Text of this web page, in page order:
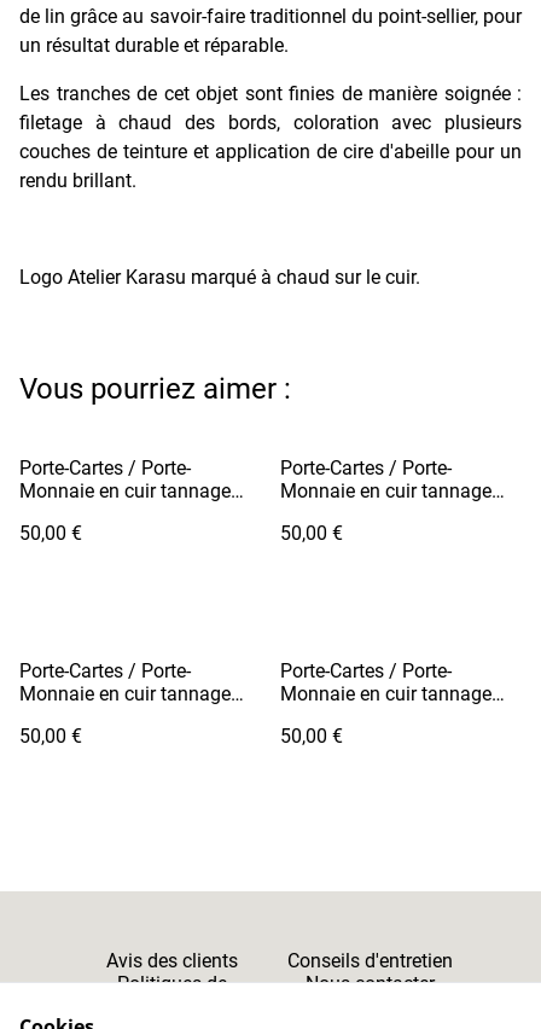
de lin grâce au savoir-faire traditionnel du point-sellier, pour
un résultat durable et réparable.
Les tranches de cet objet sont finies de manière soignée :
filetage à chaud des bords, coloration avec plusieurs
couches de teinture et application de cire d'abeille pour un
rendu brillant.
Logo Atelier Karasu marqué à chaud sur le cuir.
Vous pourriez aimer :
Porte-Cartes / Porte-
Monnaie en cuir tannage
50,00 €
Porte-Cartes / Porte-
Monnaie en cuir tannage
Fil Blanc
50,00 €
Porte-Cartes / Porte-
Monnaie en cuir tannage
Fil Blanc
50,00 €
Porte-Cartes / Porte-
Monnaie en cuir tannage
50,00 €
Avis des clients
Conseils d'entretien
Politiques de
Nous contacter